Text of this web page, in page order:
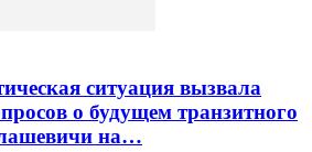
ситуация вызвала
о будущем транзитного
на…